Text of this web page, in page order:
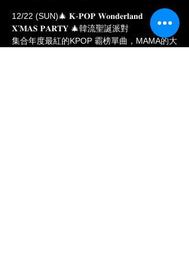
12/22 (SUN)🎄 𝐊-𝐏𝐎𝐏 𝐖𝐨𝐧𝐝𝐞𝐫𝐥𝐚𝐧𝐝
𝐗’𝐌𝐀𝐒 𝐏𝐀𝐑𝐓𝐘 🎄韓流聖誕派對
集合年度最紅的KPOP 霸榜單曲，MAMA的大